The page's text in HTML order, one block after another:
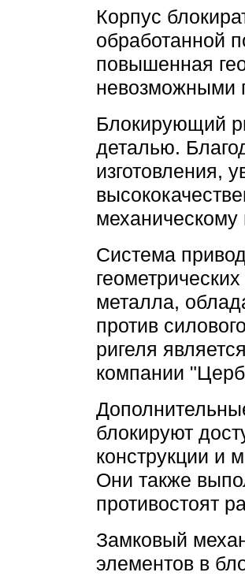
Корпус
обработанной
повышенная
невозможными
Блокирующий
деталью.
изготовления,
механическому
Система
металла,
против
ригеля
компании
блокируют
конструкции и
Они также
противостоят
Замковый
элементов в